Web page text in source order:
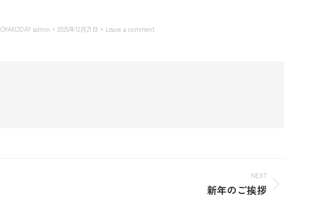
OYAKODAY admin 2025年12月21日 Leave a comment
NEXT
新年のご挨拶